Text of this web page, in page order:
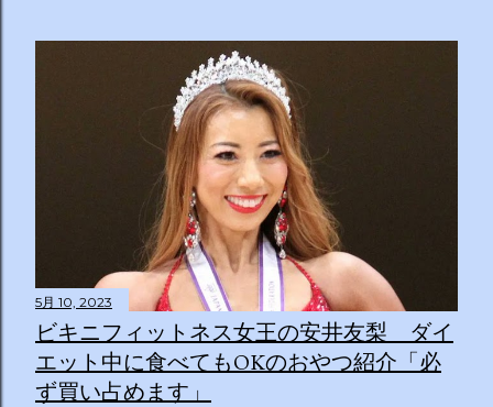
5月 10, 2023
ビキニフィットネス女王の安井友梨 ダイ
エット中に食べてもOKのおやつ紹介「必
ず買い占めます」